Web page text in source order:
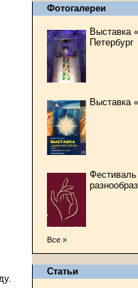
Фотогалереи
Выставка
Петербург
Выставка
Все »
Статьи